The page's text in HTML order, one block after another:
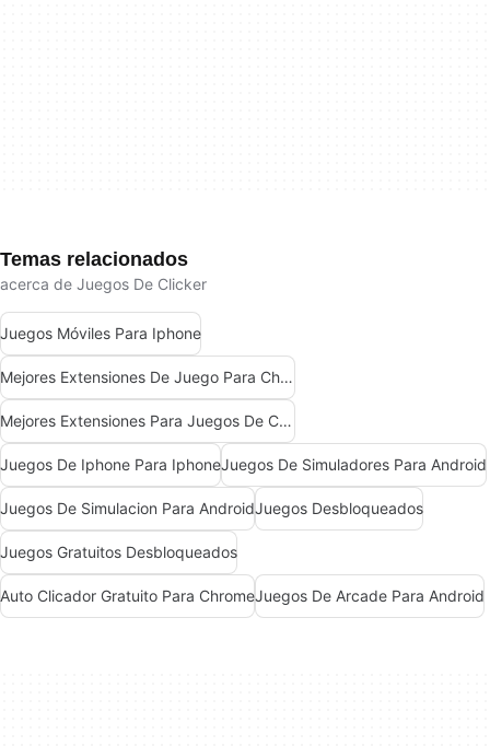
Temas relacionados
acerca de Juegos De Clicker
Juegos Móviles Para Iphone
Mejores Extensiones De Juego Para Chrome
Mejores Extensiones Para Juegos De Chrome
Juegos De Iphone Para IphoneJuegos De Simuladores Para Android
Juegos De Simulacion Para AndroidJuegos Desbloqueados
Juegos Gratuitos Desbloqueados
Auto Clicador Gratuito Para ChromeJuegos De Arcade Para Android